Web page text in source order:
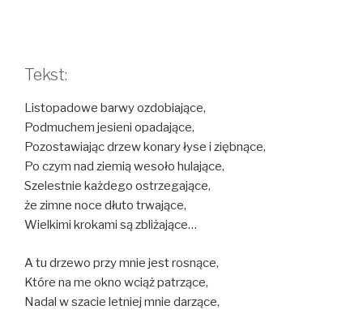
Tekst:
Listopadowe barwy ozdobiające,
Podmuchem jesieni opadające,
Pozostawiając drzew konary łyse i ziębnące,
Po czym nad ziemią wesoło hulające,
Szelestnie każdego ostrzegające,
że zimne noce dłuto trwające,
Wielkimi krokami są zbliżające…
A tu drzewo przy mnie jest rosnące,
Które na me okno wciąż patrzące,
Nadal w szacie letniej mnie darzące,